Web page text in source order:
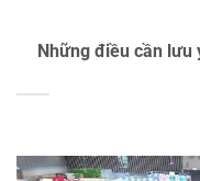
Những điều cần